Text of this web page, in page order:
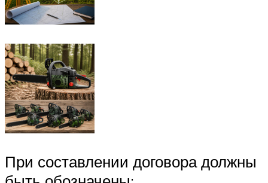
При составлении договора должны